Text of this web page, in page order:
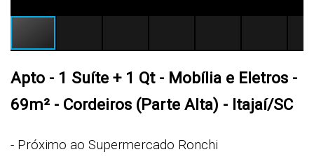
Apto - 1 Suíte + 1 Qt - Mobília e Eletros -
69m² - Cordeiros (Parte Alta) - Itajaí/SC
- Próximo ao Supermercado Ronchi